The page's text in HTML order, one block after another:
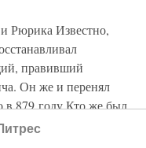
Рюрика Известно,
правивший
Он же и перенял
в 879 году.Кто же был